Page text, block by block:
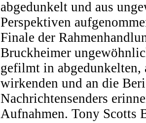
abgedunkelt und aus
Perspektiven
Finale der
Bruckheimer
gefilmt in abgedunkelten,
wirkenden und an die
Nachrichtensenders
Aufnahmen. Tony Scotts